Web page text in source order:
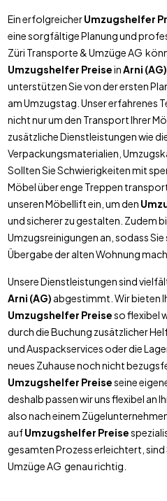
Ein erfolgreicherUmzugshelfer
eine sorgfältige Planung und
Züri Transporte & Umzüge AG
Umzugshelfer PreiseinArni (AG)
unterstützen Sie von der ersten
am Umzugstag. Unser erfahrenes
nicht nur um den Transport Ihrer
zusätzliche Dienstleistungen wie
Verpackungsmaterialien,
Sollten Sie Schwierigkeiten mit
Möbel über enge Treppen
unseren Möbellift ein, um den
und sicherer zu gestalten. Zudem
Umzugsreinigungen an, sodass
Übergabe der alten Wohnung
Unsere Dienstleistungen sind
Arni (AG) abgestimmt. Wir bieten
Umzugshelfer Preiseso flexibel
durch die Buchung zusätzlicher
und Auspackservices oder die
neues Zuhause noch nicht
Umzugshelfer Preiseseine
deshalb passen wir uns flexibel an
also nach einem
aufUmzugshelfer Preise
gesamten Prozess erleichtert, sind
Umzüge AG genau richtig.